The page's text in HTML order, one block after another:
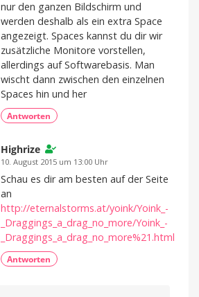
nur den ganzen Bildschirm und
werden deshalb als ein extra Space
angezeigt. Spaces kannst du dir wir
zusätzliche Monitore vorstellen,
allerdings auf Softwarebasis. Man
wischt dann zwischen den einzelnen
Spaces hin und her
Antworten
Highrize
10. August 2015 um 13:00 Uhr
Schau es dir am besten auf der Seite
an
http://eternalstorms.at/yoink/Yoink_-
_Draggings_a_drag_no_more/Yoink_-
_Draggings_a_drag_no_more%21.html
Antworten